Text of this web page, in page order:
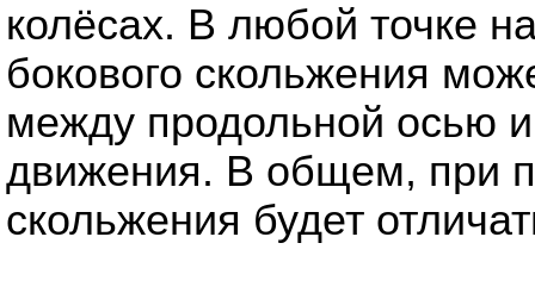
колёсах. В любой точке
бокового скольжения
между продольной осью
движения. В общем, при
скольжения будет